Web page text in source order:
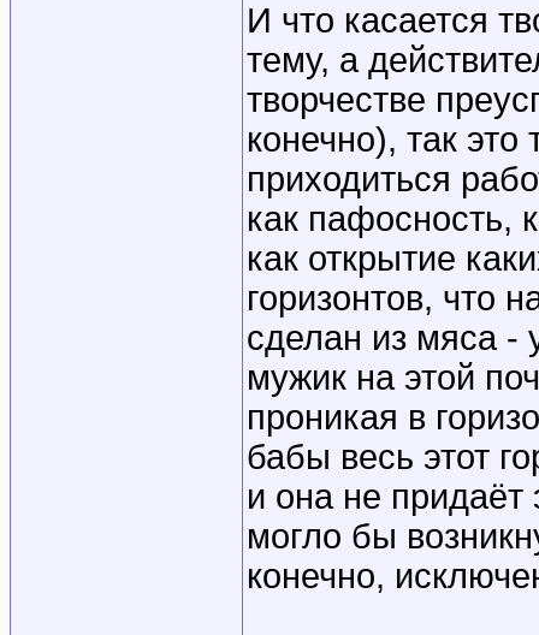
И что касается
тему, а
творчестве
конечно), так
приходиться
как пафосность,
как открытие
горизонтов, что
сделан из мяса -
мужик на этой
проникая в
бабы весь этот
и она не придаёт
могло бы
конечно,